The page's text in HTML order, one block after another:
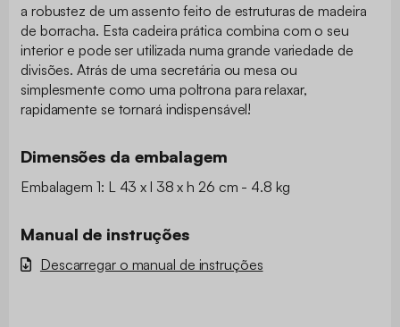
a robustez de um assento feito de estruturas de madeira
de borracha. Esta cadeira prática combina com o seu
interior e pode ser utilizada numa grande variedade de
divisões. Atrás de uma secretária ou mesa ou
simplesmente como uma poltrona para relaxar,
rapidamente se tornará indispensável!
Dimensões da embalagem
Embalagem 1: L 43 x l 38 x h 26 cm - 4.8 kg
Manual de instruções
Descarregar o manual de instruções